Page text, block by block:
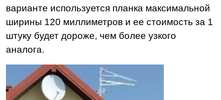
варианте используется планка максимальной
ширины 120 миллиметров и ее стоимость за 1
штуку будет дороже, чем более узкого
аналога.